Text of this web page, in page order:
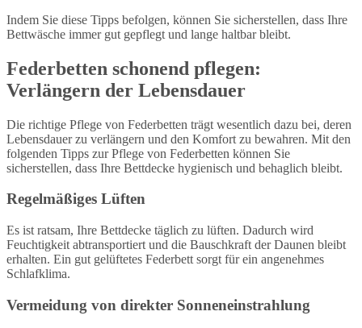
Indem Sie diese Tipps befolgen, können Sie sicherstellen, dass Ihre
Bettwäsche immer gut gepflegt und lange haltbar bleibt.
Federbetten schonend pflegen:
Verlängern der Lebensdauer
Die richtige Pflege von Federbetten trägt wesentlich dazu bei, deren
Lebensdauer zu verlängern und den Komfort zu bewahren. Mit den
folgenden Tipps zur Pflege von Federbetten können Sie
sicherstellen, dass Ihre Bettdecke hygienisch und behaglich bleibt.
Regelmäßiges Lüften
Es ist ratsam, Ihre Bettdecke täglich zu lüften. Dadurch wird
Feuchtigkeit abtransportiert und die Bauschkraft der Daunen bleibt
erhalten. Ein gut gelüftetes Federbett sorgt für ein angenehmes
Schlafklima.
Vermeidung von direkter Sonneneinstrahlung